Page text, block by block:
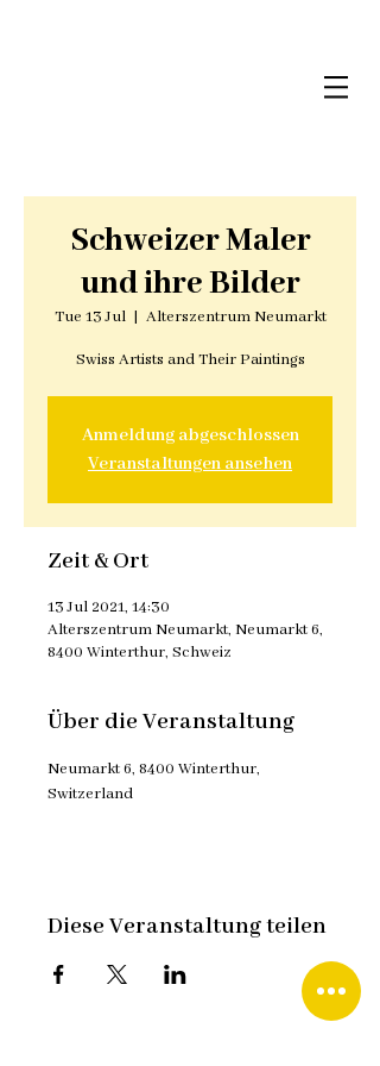
Schweizer Maler
und ihre Bilder
Tue 13 Jul
  |
Alterszentrum Neumarkt
Swiss Artists and Their Paintings
Anmeldung abgeschlossen
Veranstaltungen ansehen
Zeit & Ort
13 Jul 2021, 14:30
Alterszentrum Neumarkt, Neumarkt 6,
8400 Winterthur, Schweiz
Über die Veranstaltung
Neumarkt 6, 8400 Winterthur,
Switzerland
Diese Veranstaltung teilen